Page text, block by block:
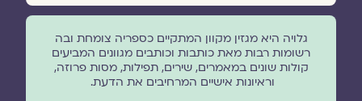
גלויה היא מגזין מקוון המתקיים כספריה צומחת ובה
רשומות רבות מאת כותבות וכותבים מגוונים המביעים
קולות שונים במאמרים, שירים, תפילות, מסות פרוזה,
וראיונות אישיים המרחיבים את הדעת.